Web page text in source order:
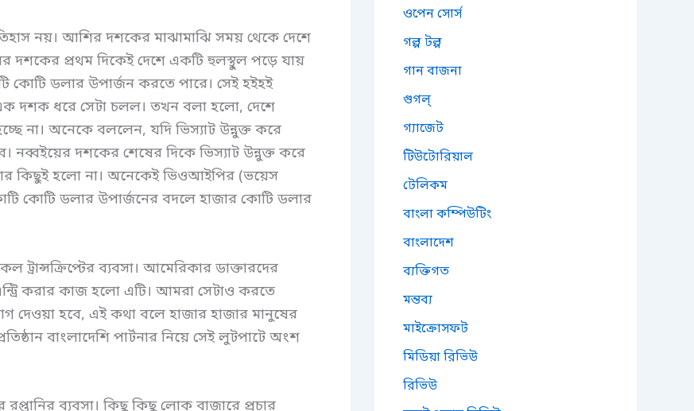
নয়। আশির দশকের মাঝামাঝি সময় থেকে দেশে
প্রথম দিকেই দেশে একটি হুলস্থুল পড়ে যায়
কোটি ডলার উপার্জন করতে পারে। সেই হইহই
দশক ধরে সেটা চলল। তখন বলা হলো, দেশে
না। অনেকে বললেন, যদি ভিস্যাট উন্নুক্ত করে
দশকের শেষের দিকে ভিস্যাট উন্নুক্ত করে
কিছুই হলো না। অনেকেই ভিওআইপির (ভয়েস
কোটি ডলার উপার্জনের বদলে হাজার কোটি ডলার
ট্রান্সক্রিপ্টের ব্যবসা। আমেরিকার ডাক্তারদের
করার কাজ হলো এটি। আমরা সেটাও করতে
দেওয়া হবে, এই কথা বলে হাজার হাজার মানুষের
বাংলাদেশি পার্টনার নিয়ে সেই লুটপাটে অংশ
ব্যবসা। কিছু কিছু লোক বাজারে প্রচার
ওপেন সোর্স
গল্প টল্প
গান বাজনা
গুগল্
গ্যাজেট
টিউটোরিয়াল
টেলিকম
বাংলা কম্পিউটিং
বাংলাদেশ
ব্যক্তিগত
মন্তব্য
মাইক্রোসফট
মিডিয়া রিভিউ
রিভিউ